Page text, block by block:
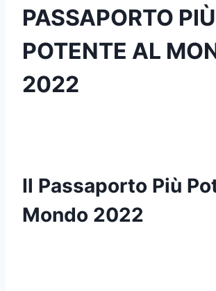
PASSAPORTO PIÙ
POTENTE AL
2022
Il Passaporto Più
Mondo 2022